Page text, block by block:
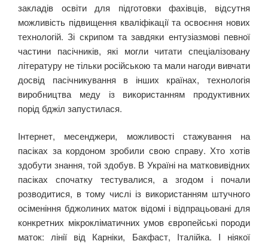
закладів освіти для підготовки фахівців, відсутня
можливість підвищення кваліфікації та освоєння нових
технологій. Зі скрипом та завдяки ентузіазмові певної
частини пасічників, які могли читати спеціалізовану
літературу не тільки російською та мали нагоди вивчати
досвід пасічникування в інших країнах, технологія
виробництва меду із використанням продуктивних
порід бджіл запустилася.
Інтернет, месенджери, можливості стажування на
пасіках за кордоном зробили свою справу. Хто хотів
здобути знання, той здобув. В Україні на матковивідних
пасіках спочатку тестувалися, а згодом і почали
розводитися, в тому числі із використанням штучного
осіменіння бджолиних маток відомі і відпрацьовані для
конкретних мікрокліматичних умов європейські породи
маток: лінії від Карніки, Бакфаст, Італійка. І ніякої